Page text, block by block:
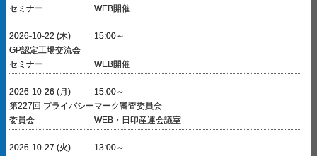
セミナー
WEB開催
2026-10-22 (木)
15:00～
GP認定工場交流会
セミナー
WEB開催
2026-10-26 (月)
15:00～
第227回 プライバシーマーク審査委員会
委員会
WEB・日印産連会議室
2026-10-27 (火)
13:00～